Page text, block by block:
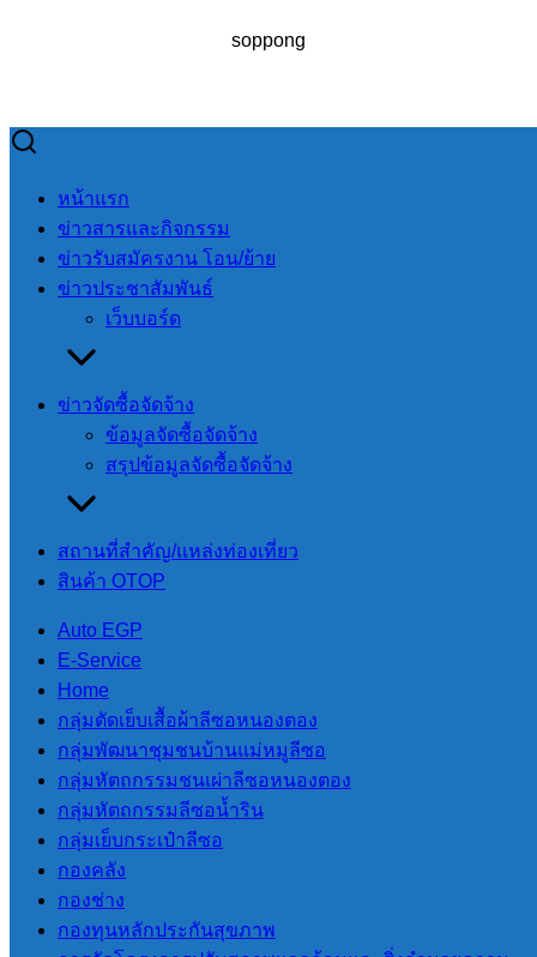
soppong
Skip
contentหน้าแรก
ข่าวสารและกิจกรรม
ข่าวรับสมัครงาน โอน/ย้าย
ข่าวประชาสัมพันธ์
เว็บบอร์ด
ข่าวจัดซื้อจัดจ้าง
ข้อมูลจัดซื้อจัดจ้าง
สรุปข้อมูลจัดซื้อจัดจ้าง
สถานที่สําคัญ/แหล่งท่องเที่ยว
สินค้า OTOP
Auto EGP
E-Service
Home
กลุ่มตัดเย็บเสื้อผ้าลีซอหนองตอง
กลุ่มพัฒนาชุมชนบ้านแม่หมูลีซอ
กลุ่มหัตถกรรมชนเผ่าลีซอหนองตอง
กลุ่มหัตถกรรมลีซอน้ำริน
กลุ่มเย็บกระเป๋าลีซอ
กองคลัง
กองช่าง
กองทุนหลักประกันสุขภาพ
กิจกรรมรดน้ำ
ดำหัว ขอขมา และ
รับพร นายอำเภอ
ปางมะผ้า
ข่าวสารและกิจกรรม
อบต.สบป่อง
วันที่ 25 เมษายน 2568 เวลา
15.00 น นำโดย นายสุริยัน
ปัญญา นายกองค์การ
บริหารส่วนตำบลสบป่อง
พร้อมด้วยบุคลากรองค์การ
บริหารส่วนตำบลสบป่อง
ร่วมกิจกรรมรดน้ำดำหัว ขอ
ขมา และรับพร จากนายวีร
พงศ์ รัตนศรี นายอำเภอปาง